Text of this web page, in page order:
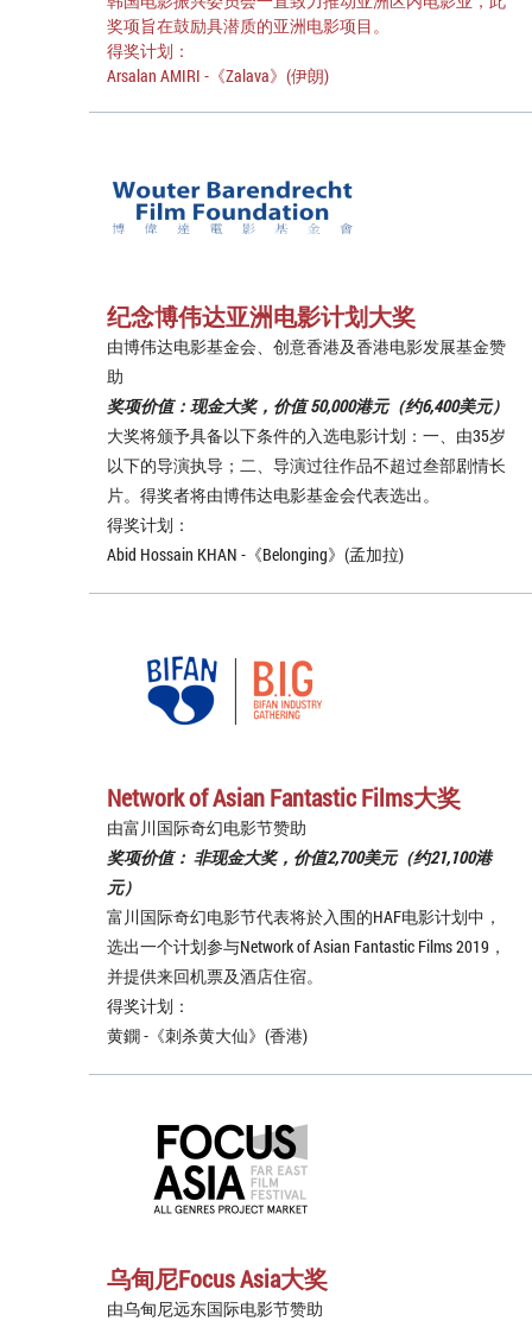
奖项旨在鼓励具潜质的亚洲电影项目。
得奖计划：
Arsalan AMIRI -《Zalava》(伊朗)
纪念博伟达亚洲电影计划大奖
由博伟达电影基金会、创意香港及香港电影发展基金赞
助
奖项价值：现金大奖，价值 50,000港元（约6,400美元）
大奖将颁予具备以下条件的入选电影计划：一、由35岁
以下的导演执导；二、导演过往作品不超过叁部剧情长
片。得奖者将由博伟达电影基金会代表选出。
得奖计划：
Abid Hossain KHAN -《Belonging》(孟加拉)
Network of Asian Fantastic Films大奖
由富川国际奇幻电影节赞助
奖项价值： 非现金大奖，价值2,700美元（约21,100港
元）
富川国际奇幻电影节代表将於入围的HAF电影计划中，
选出一个计划参与Network of Asian Fantastic Films 2019，
并提供来回机票及酒店住宿。
得奖计划：
黄鐦 -《刺杀黄大仙》(香港)
乌甸尼Focus Asia大奖
由乌甸尼远东国际电影节赞助